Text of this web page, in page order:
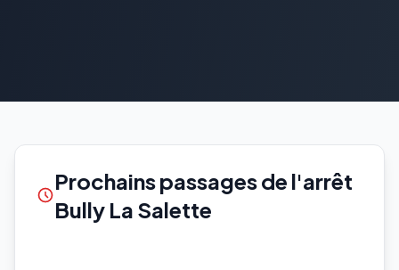
Prochains passages de l'arrêt
Bully La Salette